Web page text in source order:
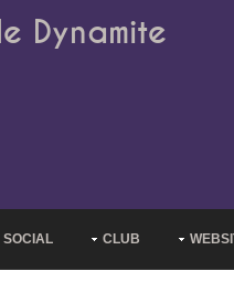
Dynamite
SOCIAL CLUB